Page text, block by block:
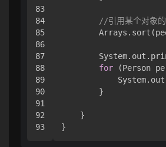
83
84
85
86
87
88
89
90
91
92
//引用某个对象
for (Person
        }
    }
}